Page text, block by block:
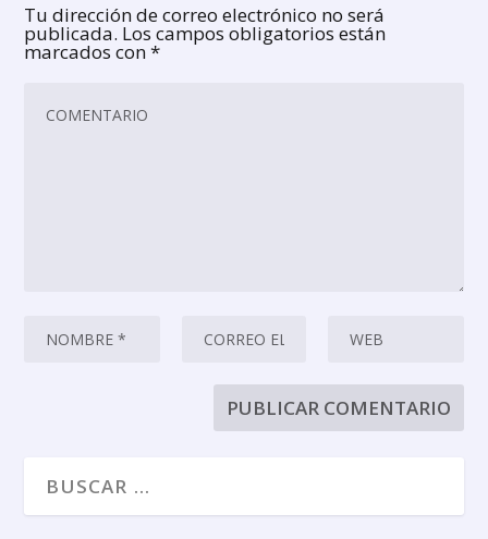
Tu dirección de correo electrónico no será
publicada. Los campos obligatorios están
marcados con*